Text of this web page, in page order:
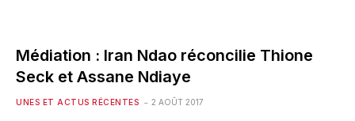
Médiation : Iran Ndao réconcilie Thione
Seck et Assane Ndiaye
UNES ET ACTUS RÉCENTES 2 AOÛT 2017